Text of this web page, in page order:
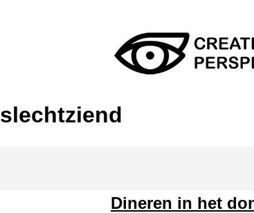
slechtziend
Dineren in het